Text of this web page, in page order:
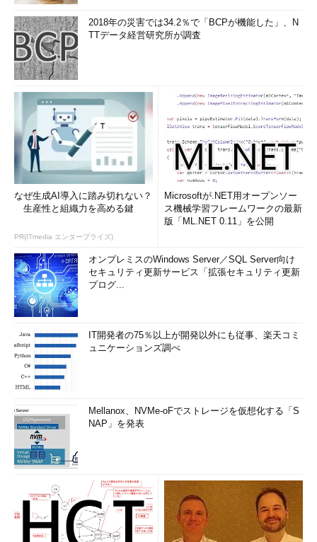
2018年の災害では34.2％で「BCPが機能した」、N
TTデータ経営研究所が調査
なぜ生成AI導入に踏み切れない？
生産性と組織力を高める鍵
PR(ITmedia エンタープライズ)
Microsoftが.NET用オープンソー
ス機械学習フレームワークの最新
版「ML.NET 0.11」を公開
オンプレミスのWindows Server／SQL Server向け
セキュリティ更新サービス「拡張セキュリティ更新
プログ...
IT開発者の75％以上が開発以外にも従事、楽天コミ
ュニケーションズ調べ
Mellanox、NVMe-oFでストレージを仮想化する「S
NAP」を発表